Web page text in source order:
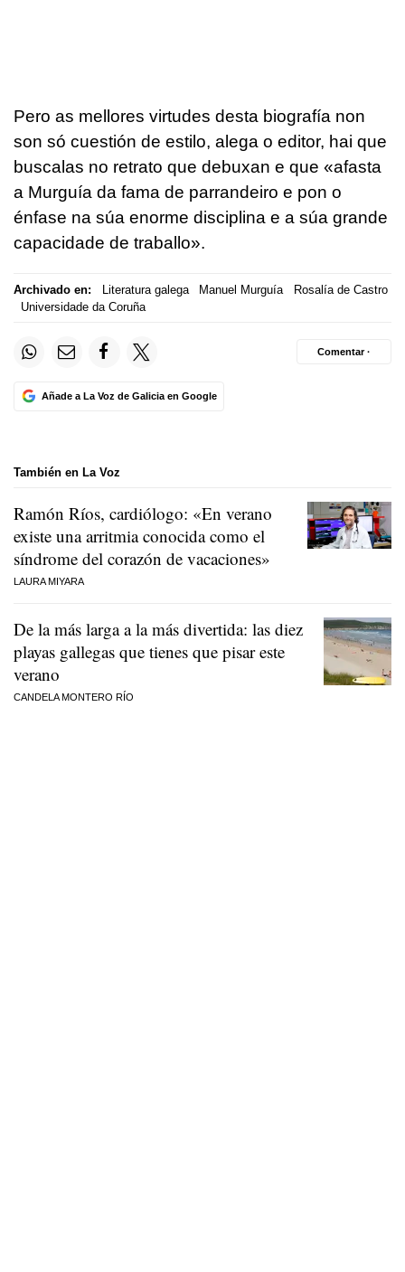
Pero as mellores virtudes desta biografía non
son só cuestión de estilo, alega o editor, hai que
buscalas no retrato que debuxan e que «afasta
a Murguía da fama de parrandeiro e pon o
énfase na súa enorme disciplina e a súa grande
capacidade de traballo».
Archivado en: Literatura galega Manuel Murguía
Rosalía de Castro
Universidade da Coruña
Añade a La Voz de Galicia en Google
Comentar ·
También en La Voz
Ramón Ríos, cardiólogo: «En verano
existe una arritmia conocida como el
síndrome del corazón de vacaciones»
LAURA MIYARA
De la más larga a la más divertida: las diez
playas gallegas que tienes que pisar este
verano
CANDELA MONTERO RÍO